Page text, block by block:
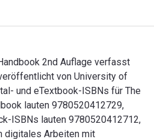
2nd Auflage verfasst
von University of
und eTextbook-ISBNs für The
lauten 9780520412729,
ISBNs lauten 9780520412712,
digitales Arbeiten mit